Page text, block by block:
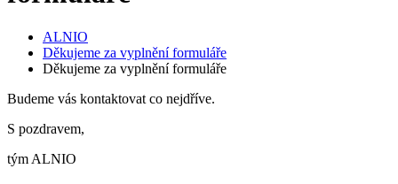
ALNIO
Děkujeme za vyplnění formuláře
Děkujeme za vyplnění formuláře
Budeme vás kontaktovat co nejdříve.
S pozdravem,
tým ALNIO